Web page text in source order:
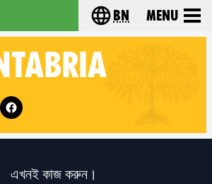
Choose your
bn Menu
on
এখনই কাজ করুন।